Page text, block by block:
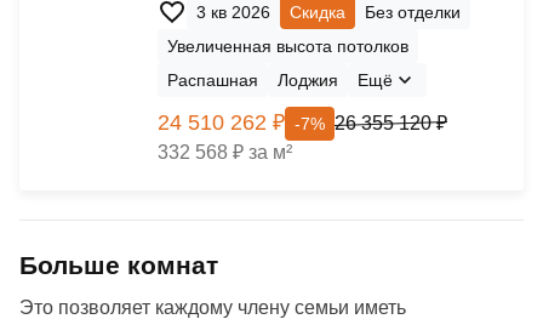
3 кв 2026 Скидка
Без отделки
Увеличенная высота потолков
Распашная
Лоджия Ещё
24 510 262 ₽ -7% 26 355 120 ₽
332 568 ₽ за м²
Больше комнат
Это позволяет каждому члену семьи иметь